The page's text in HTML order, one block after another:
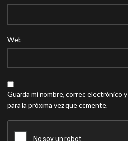
Web
Guarda mi nombre, correo electrónico
para la próxima vez que comente.